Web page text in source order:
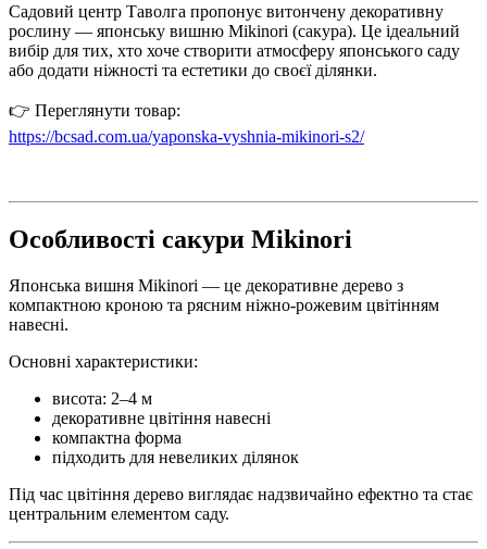
Садовий центр Таволга пропонує витончену декоративну
рослину — японську вишню Mikinori (сакура). Це ідеальний
вибір для тих, хто хоче створити атмосферу японського саду
або додати ніжності та естетики до своєї ділянки.
👉 Переглянути товар:
https://bcsad.com.ua/yaponska-vyshnia-mikinori-s2/
Особливості сакури Mikinori
Японська вишня Mikinori — це декоративне дерево з
компактною кроною та рясним ніжно-рожевим цвітінням
навесні.
Основні характеристики:
висота: 2–4 м
декоративне цвітіння навесні
компактна форма
підходить для невеликих ділянок
Під час цвітіння дерево виглядає надзвичайно ефектно та стає
центральним елементом саду.